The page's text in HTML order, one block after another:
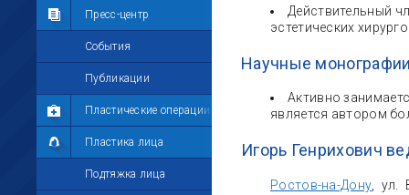
Пресс-центр
События
Публикации
Пластические операции
Пластика лица
Подтяжка лица
Мои друзья
Моё избранное
Мои настройки
Действительный
эстетических
Научные
Активно
является автором
Игорь Генрихович
Ростов-на-Дону ,